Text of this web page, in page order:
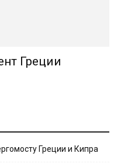
Греции
Греции и Кипра